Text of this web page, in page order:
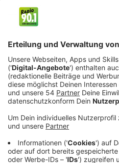
Personal-, Energie-, und
vergangenen Jahren wurden
den Pflichtferien sind unter
der Ordnungsdienst, die
den Tagen einen Notdienst
bleiben auch die städtischen
Jahnhalle, wo die Fußball-
Bibliotheken haben zwischen
unterschiedlich geöffnet.
Betriebsferien - die
zum 3. Januar zu. Die